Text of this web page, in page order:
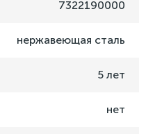
7322190000
нержавеющая сталь
5 лет
нет